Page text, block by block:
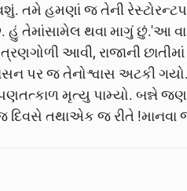
તમે હમણાં જ તેની
હું તેમાંસામેલ થવા માગું છું.'આ
ત્રણગોળી આવી, રાજાની
પર જ તેનોશ્વાસ અટકી ગયો.
પણતત્કાળ મૃત્યુ પામ્યો.
દિવસે તથાએક જ રીતે !માનવા